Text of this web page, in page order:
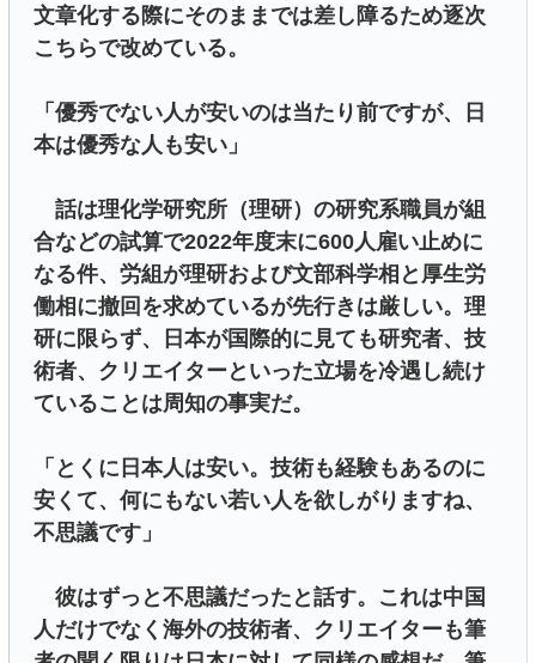
文章化する際にそのままでは差し障るため逐次
こちらで改めている。
「優秀でない人が安いのは当たり前ですが、日
本は優秀な人も安い」
話は理化学研究所（理研）の研究系職員が組
合などの試算で2022年度末に600人雇い止めに
なる件、労組が理研および文部科学相と厚生労
働相に撤回を求めているが先行きは厳しい。理
研に限らず、日本が国際的に見ても研究者、技
術者、クリエイターといった立場を冷遇し続け
ていることは周知の事実だ。
「とくに日本人は安い。技術も経験もあるのに
安くて、何にもない若い人を欲しがりますね、
不思議です」
彼はずっと不思議だったと話す。これは中国
人だけでなく海外の技術者、クリエイターも筆